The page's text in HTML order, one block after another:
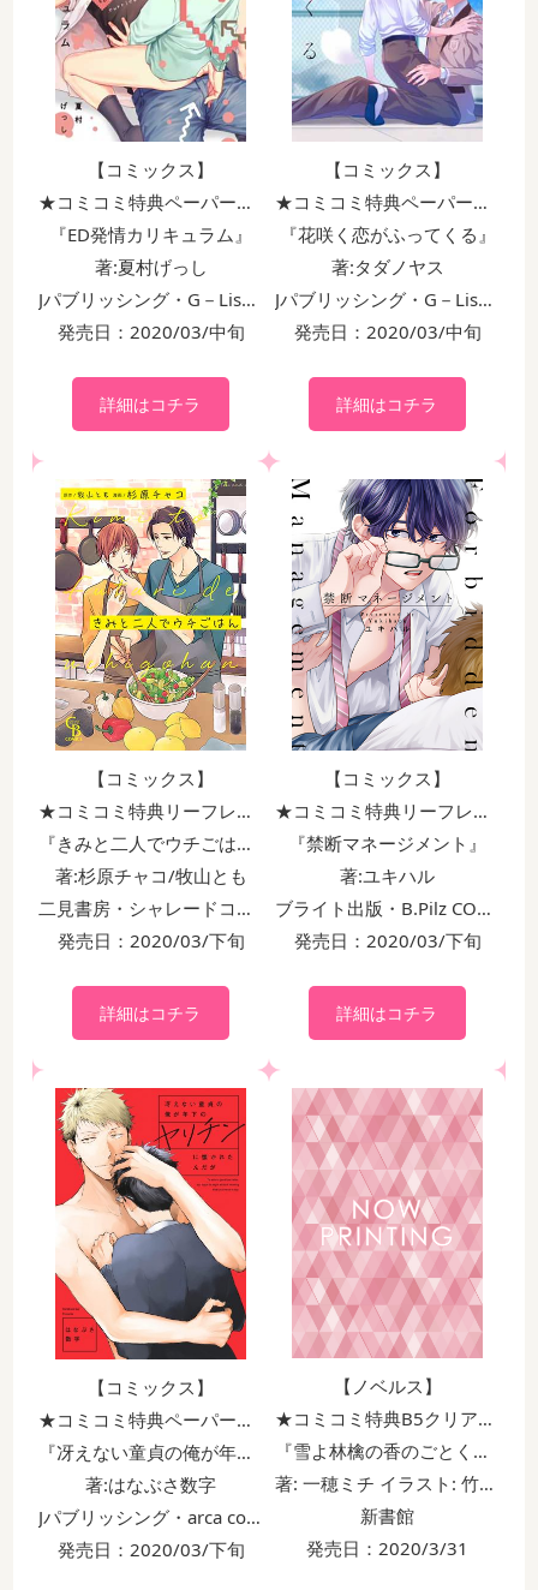
【コミックス】
★コミコミ特典ペーパー付！！
『ED発情カリキュラム』
著:夏村げっし
Jパブリッシング・G－Lish Comics
発売日：2020/03/中旬
詳細はコチラ
【コミックス】
★コミコミ特典ペーパー付！！
『花咲く恋がふってくる』
著:タダノヤス
Jパブリッシング・G－Lish Comics
発売日：2020/03/中旬
詳細はコチラ
【コミックス】
★コミコミ特典リーフレット付！！
『きみと二人でウチごはん』
著:杉原チャコ/牧山とも
二見書房・シャレードコミックス
発売日：2020/03/下旬
詳細はコチラ
【コミックス】
★コミコミ特典リーフレット付！！
『禁断マネージメント』
著:ユキハル
ブライト出版・B.Pilz COMICS
発売日：2020/03/下旬
詳細はコチラ
【コミックス】
★コミコミ特典ペーパー付！！
『冴えない童貞の俺が年下のヤリチンに懐かれたんだが』
著:はなぶさ数字
Jパブリッシング・arca comics
発売日：2020/03/下旬
【ノベルス】
★コミコミ特典B5クリアファイル付!!
『雪よ林檎の香のごとく 林檎甘いか酸っぱいか[黄]』
著: 一穂ミチ イラスト: 竹美家らら
新書館
発売日：2020/3/31